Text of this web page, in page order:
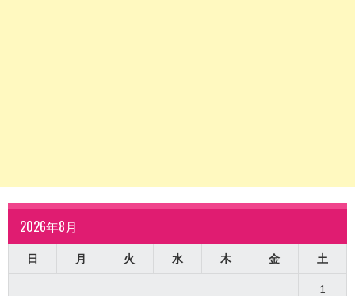
2026年8月
日 月 火 水 木 金 土
1